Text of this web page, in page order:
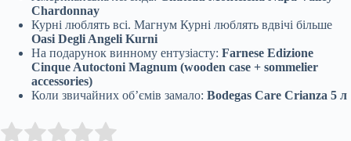
Chardonnay
Курні люблять всі. Магнум Курні люблять вдвічі більше
Oasi Degli Angeli Kurni
На подарунок винному ентузіасту: Farnese Edizione
Cinque Autoctoni Magnum (wooden case + sommelier
accessories)
Коли звичайних обʼємів замало: Bodegas Care Crianza 5 л
Rate this item: